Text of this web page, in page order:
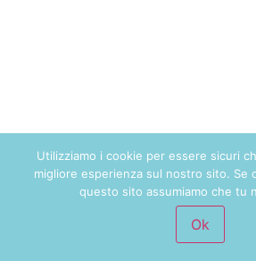
Utilizziamo i cookie per essere sicuri
migliore esperienza sul nostro sito. Se
questo sito assumiamo che tu
Ok